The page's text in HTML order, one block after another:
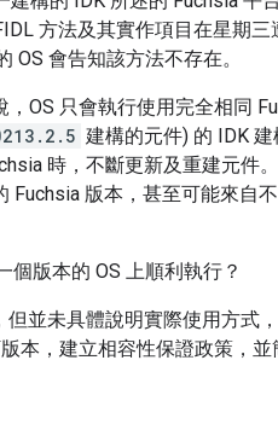
方法及其實作項目在星期三
會告知該方法不存在。
OS 只會執行使用完全相同
建構的元件) 的 IDK 建
時，不斷更新及重建元件
Fuchsia 版本，甚至可能來自
版本的 OS 上順利執行？
並未具體說明實際使用方式
本，建立相容性保證政策，並